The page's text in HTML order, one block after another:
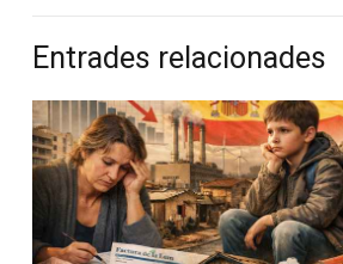
Entrades relacionades